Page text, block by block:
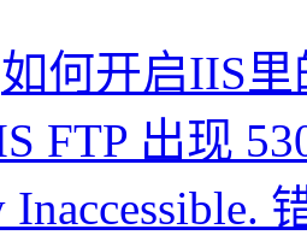
如何开启IIS里
FTP 出现
Inaccessible.